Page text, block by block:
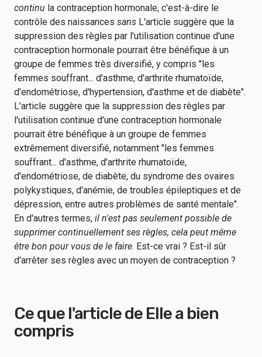
continu la contraception hormonale, c'est-à-dire le
contrôle des naissances sans L'article suggère que la
suppression des règles par l'utilisation continue d'une
contraception hormonale pourrait être bénéfique à un
groupe de femmes très diversifié, y compris "les
femmes souffrant... d'asthme, d'arthrite rhumatoïde,
d'endométriose, d'hypertension, d'asthme et de diabète".
L'article suggère que la suppression des règles par
l'utilisation continue d'une contraception hormonale
pourrait être bénéfique à un groupe de femmes
extrêmement diversifié, notamment "les femmes
souffrant... d'asthme, d'arthrite rhumatoïde,
d'endométriose, de diabète, du syndrome des ovaires
polykystiques, d'anémie, de troubles épileptiques et de
dépression, entre autres problèmes de santé mentale".
En d'autres termes, il n'est pas seulement possible de
supprimer continuellement ses règles, cela peut même
être bon pour vous de le faire. Est-ce vrai ? Est-il sûr
d'arrêter ses règles avec un moyen de contraception ?
Ce que l'article de Elle a bien
compris